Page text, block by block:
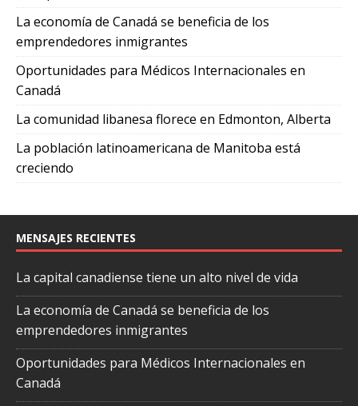
La economía de Canadá se beneficia de los
emprendedores inmigrantes
Oportunidades para Médicos Internacionales en
Canadá
La comunidad libanesa florece en Edmonton, Alberta
La población latinoamericana de Manitoba está
creciendo
MENSAJES RECIENTES
La capital canadiense tiene un alto nivel de vida
La economía de Canadá se beneficia de los
emprendedores inmigrantes
Oportunidades para Médicos Internacionales en
Canadá